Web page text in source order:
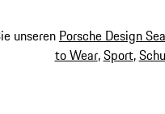
unseren Porsche Design
to Wear,Sport,